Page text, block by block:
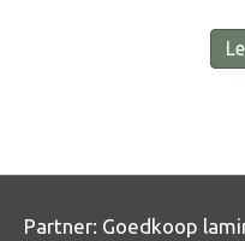
Partner: Goedkoop